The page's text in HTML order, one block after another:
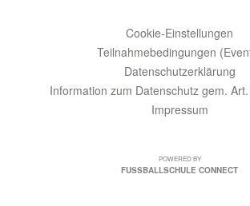
Cookie-Einstellungen
Teilnahmebedingungen
Datenschutzerklärung
Information zum Datenschutz gem.
Impressum
POWERED BY
FUSSBALLSCHULE CONNECT